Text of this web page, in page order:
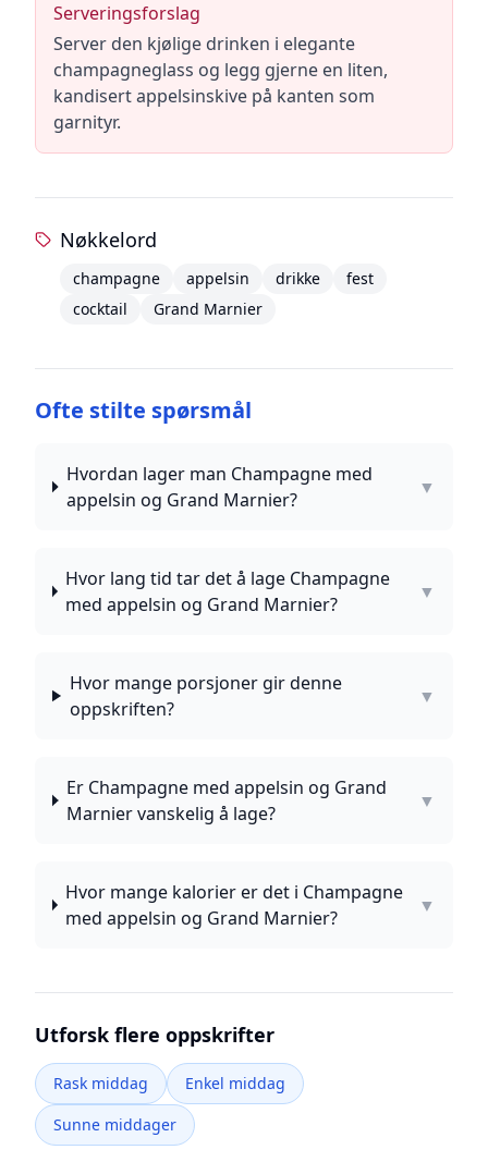
Serveringsforslag
Server den kjølige drinken i elegante
champagneglass og legg gjerne en liten,
kandisert appelsinskive på kanten som
garnityr.
Nøkkelord
champagne appelsin drikke
fest
cocktail
Grand Marnier
Ofte stilte spørsmål
Hvordan lager man Champagne med
appelsin og Grand Marnier?
▼
Hvor lang tid tar det å lage Champagne
med appelsin og Grand Marnier?
▼
Hvor mange porsjoner gir denne
oppskriften?
▼
Er Champagne med appelsin og Grand
Marnier vanskelig å lage?
▼
Hvor mange kalorier er det i Champagne
med appelsin og Grand Marnier?
▼
Utforsk flere oppskrifter
Rask middag
Enkel middag
Sunne middager